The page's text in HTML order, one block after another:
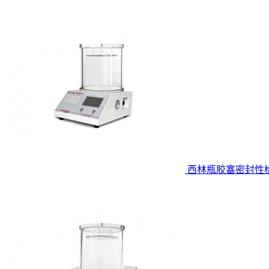
西林瓶胶塞密封性